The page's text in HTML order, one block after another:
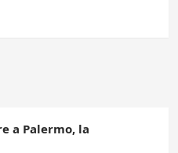
a Palermo, la